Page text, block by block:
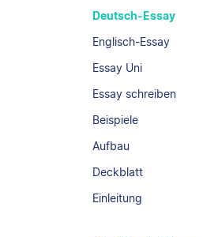
Deutsch-Essay
Englisch-Essay
Essay Uni
Essay schreiben
Beispiele
Aufbau
Deckblatt
Einleitung